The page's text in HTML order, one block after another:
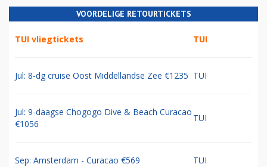
VOORDELIGE RETOURTICKETS
TUI vliegtickets TUI
Jul: 8-dg cruise Oost Middellandse Zee €1235 TUI
Jul: 9-daagse Chogogo Dive & Beach Curacao
€1056
TUI
Sep: Amsterdam - Curacao €569 TUI